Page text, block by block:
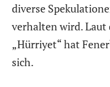
diverse
verhalten wird. Laut
„Hürriyet“ hat
sich.